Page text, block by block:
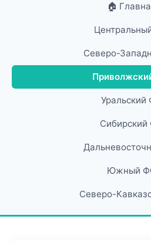
🏠
Северо-
Уральский
Южный
Северо-